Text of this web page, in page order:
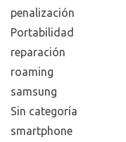
penalización
Portabilidad
reparación
roaming
samsung
Sin categoría
smartphone